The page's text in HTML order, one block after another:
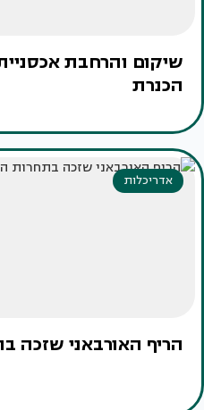
שיקום והרחבת
הכנרת
אדריכלות
הריף האורבאני שזכה